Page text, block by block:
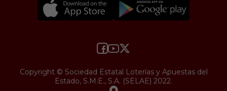
Copyright © Sociedad Estatal Loterías y Apuestas del
Estado, S.M.E., S.A. (SELAE) 2022.